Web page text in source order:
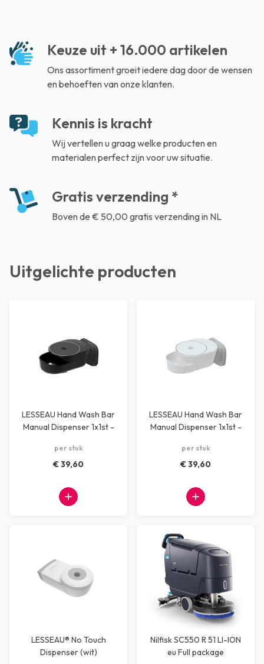
Keuze uit + 16.000 artikelen
Ons assortiment groeit iedere dag door de wensen
en behoeften van onze klanten.
Kennis is kracht
Wij vertellen u graag welke producten en
materialen perfect zijn voor uw situatie.
Gratis verzending *
Boven de € 50,00 gratis verzending in NL
Uitgelichte producten
LESSEAU Hand Wash Bar
Manual Dispenser 1x1st -
per stuk
€ 39,60
LESSEAU Hand Wash Bar
Manual Dispenser 1x1st -
per stuk
€ 39,60
LESSEAU® No Touch
Dispenser (wit)
Nilfisk SC550 R 51 LI-ION
eu Full package